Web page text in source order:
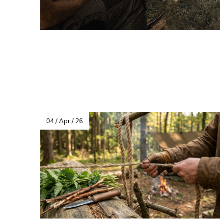
04 / Apr / 26